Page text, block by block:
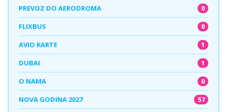
PREVOZ DO AERODROMA 0
FLIXBUS 0
AVIO KARTE 1
DUBAI 1
O NAMA 0
NOVA GODINA 2027 57